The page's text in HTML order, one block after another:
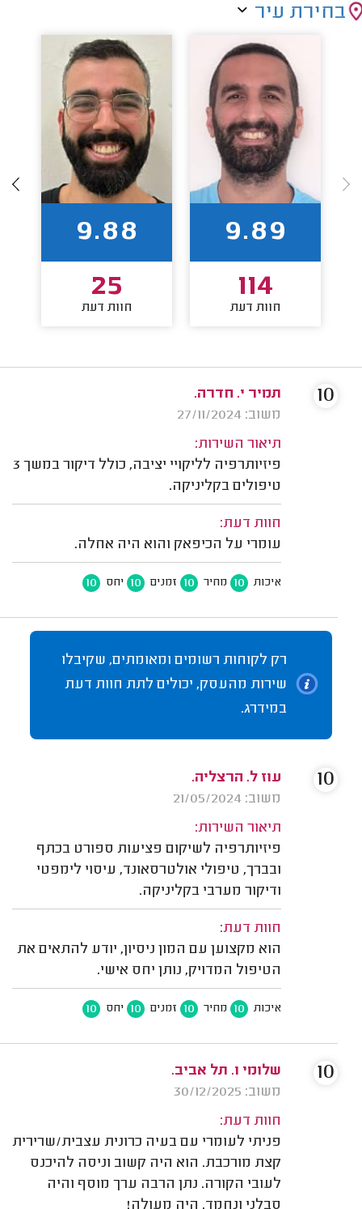
בחירת עיר
9.89
114
חוות דעת
9.88
25
חוות דעת
תמיר י. חדרה.
משוב: 27/11/2024
תיאור השירות:
פיזיותרפיה לליקויי יציבה, כולל דיקור במשך 3
טיפולים בקליניקה.
חוות דעת:
עומרי על הכיפאק והוא היה אחלה.
איכות 10 מחיר 10 זמנים 10 יחס 10
10
רק לקוחות רשומים ומאומתים, שקיבלו
שירות מהעסק, יכולים לתת חוות דעת
במידרג.
עוז ל. הרצליה.
משוב: 21/05/2024
תיאור השירות:
פיזיותרפיה לשיקום פציעות ספורט בכתף
ובברך, טיפולי אולטרסאונד, עיסוי לימפטי
ודיקור מערבי בקליניקה.
חוות דעת:
הוא מקצוען עם המון ניסיון, יודע להתאים את
הטיפול המדויק, נותן יחס אישי.
איכות 10 מחיר 10 זמנים 10 יחס 10
10
שלומי ו. תל אביב.
משוב: 30/12/2025
חוות דעת:
פניתי לעומרי עם בעיה כרונית עצבית/שרירית
קצת מורכבת. הוא היה קשוב וניסה להיכנס
לעובי הקורה. נתן הרבה ערך מוסף והיה
10